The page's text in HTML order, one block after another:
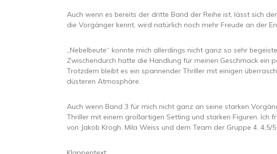
Auch wenn es bereits der dritte Band der Reihe ist, lässt sich
die Vorgänger kennt, wird natürlich noch mehr Freude an der
„Nebelbeute“ konnte mich allerdings nicht ganz so sehr
Zwischendurch hatte die Handlung für meinen Geschmack ein
Trotzdem bleibt es ein spannender Thriller mit einigen
düsteren Atmosphäre.
Auch wenn Band 3 für mich nicht ganz an seine starken
Thriller mit einem großartigen Setting und starken Figuren. Ich
von Jakob Krogh, Mila Weiss und dem Team der Gruppe 4. 4,5/